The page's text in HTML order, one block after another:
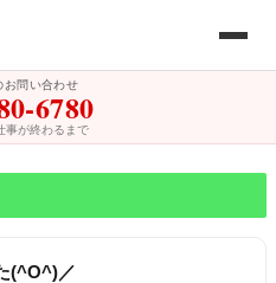
お問い合わせ
6780
事が終わるまで
(^O^)／